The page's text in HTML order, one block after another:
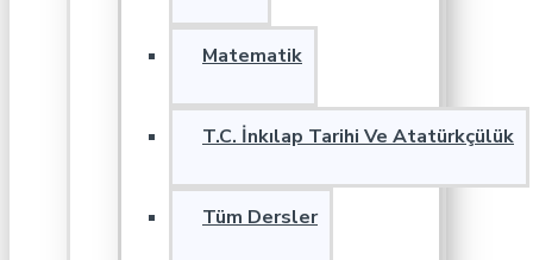
Matematik
T.C. İnkılap Tarihi Ve Atatürkçülük
Tüm Dersler